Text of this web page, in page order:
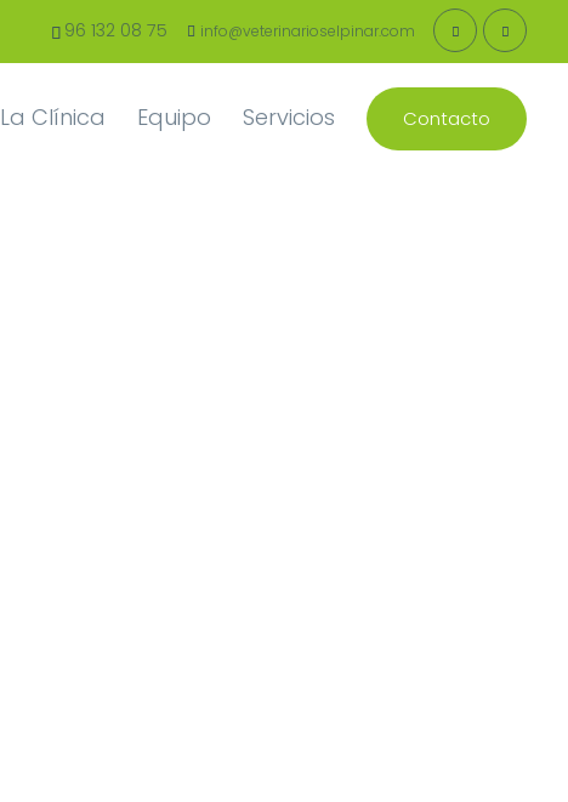
96 132 08 75 info@veterinarioselpinar.com
La Clínica Equipo Servicios Contacto